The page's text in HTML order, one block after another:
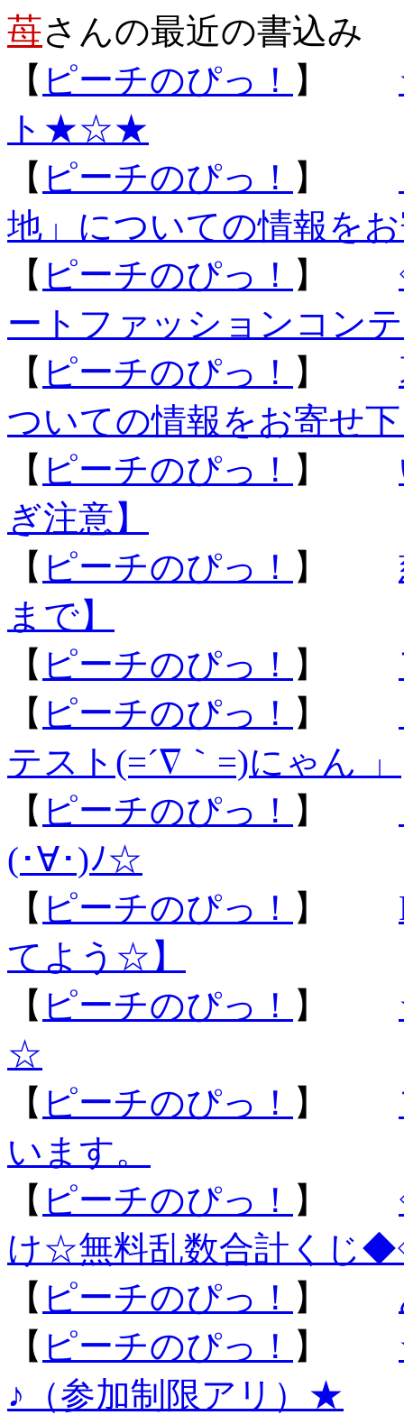
苺さんの最近の書込み
【 ピーチのぴっ！ 】
ト★☆★
【 ピーチのぴっ！ 】
地」についての情報を
【 ピーチのぴっ！ 】
ートファッションコ
【 ピーチのぴっ！ 】
ついての情報をお寄せ
【 ピーチのぴっ！ 】
ぎ注意】
【 ピーチのぴっ！ 】
まで】
【 ピーチのぴっ！ 】
【 ピーチのぴっ！ 】
テスト(=´∇｀=)にゃん 」
【 ピーチのぴっ！ 】
(･∀･)ﾉ☆
【 ピーチのぴっ！ 】
てよう☆】
【 ピーチのぴっ！ 】
☆
【 ピーチのぴっ！ 】
います。
【 ピーチのぴっ！ 】
け☆無料乱数合計くじ
【 ピーチのぴっ！ 】
【 ピーチのぴっ！ 】
♪（参加制限アリ）★